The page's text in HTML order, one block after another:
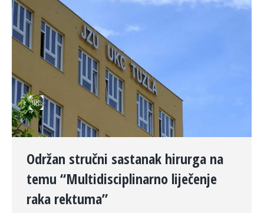
Održan stručni sastanak hirurga na
temu “Multidisciplinarno liječenje
raka rektuma”